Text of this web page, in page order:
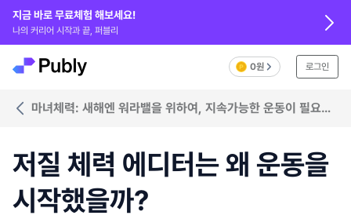
지금 바로 무료체험 해보세요!
나의 커리어 시작과 끝, 퍼블리
0원 로그인
마녀체력: 새해엔 워라밸을 위하여, 지속가능한 운동이 필요한
저질 체력 에디터는 왜 운동을
시작했을까?